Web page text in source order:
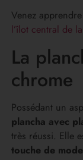
Venez apprendre
l’îlot central de
La
chrome
Possédant un
plancha avec
très réussi. Elle
touche de